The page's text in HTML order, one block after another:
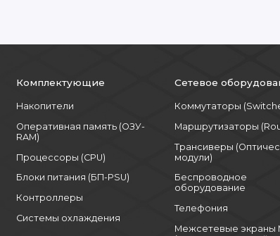
- Разъемы PCIe 5.0 для подключения
4. Надежность и управление:
- Эффективная система охлаждения
- Резервируемые блоки питания
- Удаленное администрирование
Области применения:
Комплектующие
Накопители
Оперативная память (ОЗУ-
RAM)
Процессоры (CPU)
Блоки питания (БП-PSU)
Контроллеры
Системы охлаждения
Сетевое
Коммутаторы
Маршрутизаторы
Трансиверы
модули)
Беспроводное
оборудование
Телефония
Межсетевые экраны